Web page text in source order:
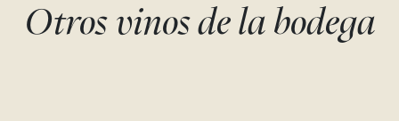
Otros vinos de la bodega